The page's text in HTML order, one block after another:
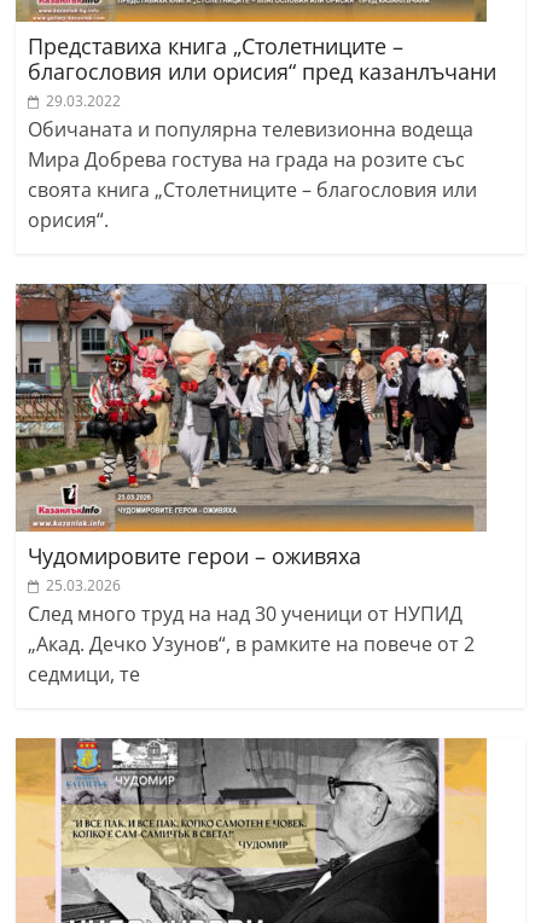
Представиха книга „Столетниците –
благословия или орисия“ пред казанлъчани
29.03.2022
Обичаната и популярна телевизионна водеща
Мира Добрева гостува на града на розите със
своята книга „Столетниците – благословия или
орисия“.
Чудомировите герои – оживяха
25.03.2026
След много труд на над 30 ученици от НУПИД
„Акад. Дечко Узунов“, в рамките на повече от 2
седмици, те